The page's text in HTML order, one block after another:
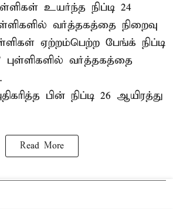
உயர்ந்த நிப்டி 24
வர்த்தகத்தை நிறைவு
ஏற்றம்பெற்ற பேங்க் நிப்டி
புள்ளிகளில் வர்த்தகத்தை
பின் நிப்டி 26 ஆயிரத்து
Read More